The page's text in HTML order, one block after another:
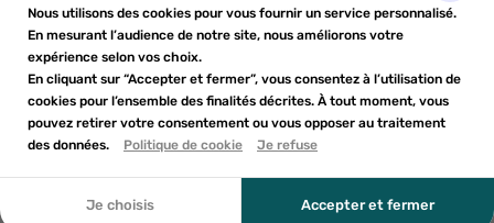
Ajouter à ma liste d'envies ×
add_circle_outline
Créer une nouvelle liste
Annuler
Créer une liste d'envies
liste d'envies.
Annuler
Connexion
Nous utilisons des cookies pour vous fournir un service personnalisé.
En mesurant l’audience de notre site, nous améliorons votre
expérience selon vos choix.
En cliquant sur “Accepter et fermer”, vous consentez à l’utilisation de
cookies pour l’ensemble des finalités décrites. À tout moment, vous
pouvez retirer votre consentement ou vous opposer au traitement
des données.
Politique de cookie Je refuse
Je choisis Accepter et fermer
d'une réduction sur votre première commande*
En soumettant ce formulaire, j'accepte que les
informations saisies soient utilisées dans le cadre de
ma demande et de la relation commerciale qui peut en
découler. Vous référer à la politique de confidentialité.